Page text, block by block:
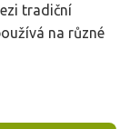
tradiční
na různé